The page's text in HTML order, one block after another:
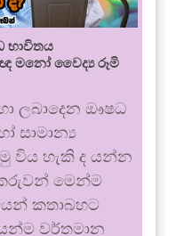
භාවිතය
මනෝ වෛද්‍ය රූමි
ලබාදෙන ඖෂධ
සාමාන්‍ය
විය හැකි ද යන්න
මෙන්ම
කතාබහට
වර්තමාන